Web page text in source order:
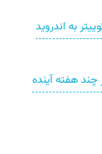
به اندروید
چند هفته آینده